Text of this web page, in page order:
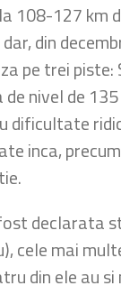
108-127 km
din
pe trei
nivel de
inca,
declarata
cele mai
din ele au si